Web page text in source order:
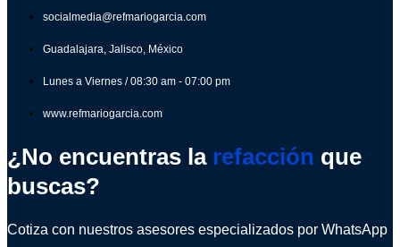
socialmedia@refmariogarcia.com
Guadalajara, Jalisco, México
Lunes a Viernes / 08:30 am - 07:00 pm
www.refmariogarcia.com
¿No encuentras la refacción que
buscas?
Cotiza con nuestros asesores especializados por WhatsApp